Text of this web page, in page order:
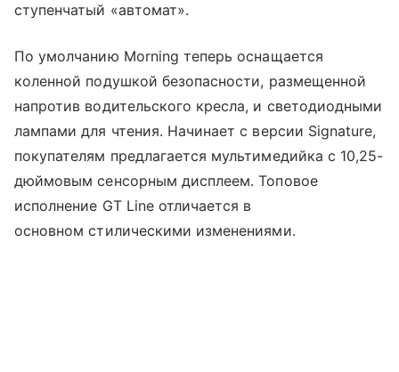
ступенчатый «автомат».
По умолчанию Morning теперь оснащается
коленной подушкой безопасности, размещенной
напротив водительского кресла, и светодиодными
лампами для чтения. Начинает с версии Signature,
покупателям предлагается мультимедийка с 10,25-
дюймовым сенсорным дисплеем. Топовое
исполнение GT Line отличается в
основном стилическими изменениями.